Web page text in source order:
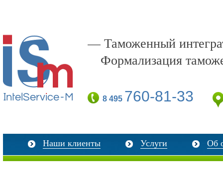
— Таможенный
Формализация
8 495 760-81-33
Наши клиенты Услуги Об